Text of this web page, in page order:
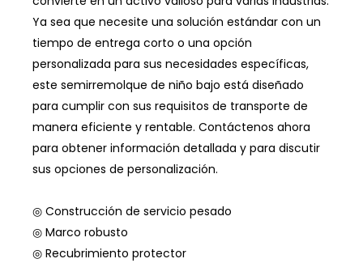
Ya sea que necesite una solución estándar con un
tiempo de entrega corto o una opción
personalizada para sus necesidades específicas,
este semirremolque de niño bajo está diseñado
para cumplir con sus requisitos de transporte de
manera eficiente y rentable. Contáctenos ahora
para obtener información detallada y para discutir
sus opciones de personalización.
◎ Construcción de servicio pesado
◎ Marco robusto
◎ Recubrimiento protector